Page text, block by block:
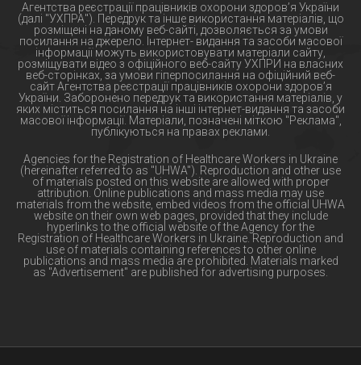
Агентства реєстрації працівників охорони здоров’я України
(далі "УХПРА"). Передрук та інше використання матеріалів, що
розміщені на даному веб-сайті, дозволяється за умови
посилання на джерело. Інтернет- видання та засоби масової
інформації можуть використовувати матеріали сайту,
розміщувати відео з офіційного веб-сайту УХПРИ на власних
веб-сторінках, за умови гіперпосилання на офіційний веб-
сайт Агентства реєстрації працівників охорони здоров’я
України. Заборонено передрук та використання матеріалів, у
яких міститься посилання на інші інтернет-видання та засоби
масової інформації. Матеріали, позначені міткою "Реклама",
публікуються на правах реклами.
Agencies for the Registration of Healthcare Workers in Ukraine
(hereinafter referred to as "UHWA"). Reproduction and other use
of materials posted on this website are allowed with proper
attribution. Online publications and mass media may use
materials from the website, embed videos from the official UHWA
website on their own web pages, provided that they include
hyperlinks to the official website of the Agency for the
Registration of Healthcare Workers in Ukraine. Reproduction and
use of materials containing references to other online
publications and mass media are prohibited. Materials marked
as "Advertisement" are published for advertising purposes.